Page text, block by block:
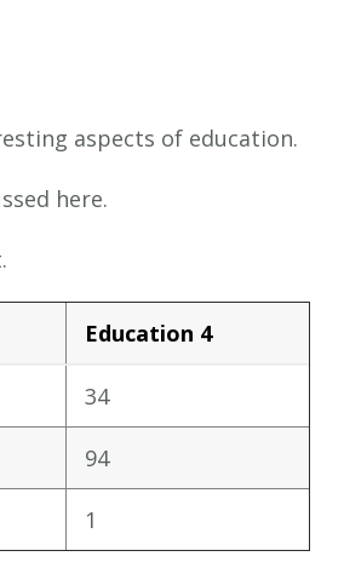
aspects of education.
here.
Education 4
34
94
1